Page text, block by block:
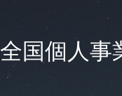
全国個人事